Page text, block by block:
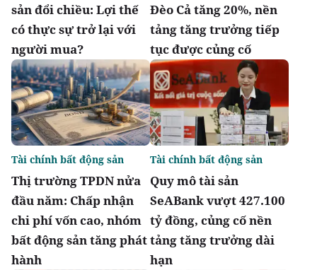
sản đổi chiều: Lợi thế
có thực sự trở lại với
người mua?
Đèo Cả tăng 20%, nền
tảng tăng trưởng tiếp
tục được củng cố
Thị trường TPDN nửa
đầu năm: Chấp nhận
chi phí vốn cao, nhóm
bất động sản tăng phát
hành
Tài chính bất động sản
Quy mô tài sản
SeABank vượt 427.100
tỷ đồng, củng cố nền
tảng tăng trưởng dài
hạn
Tài chính bất động sản